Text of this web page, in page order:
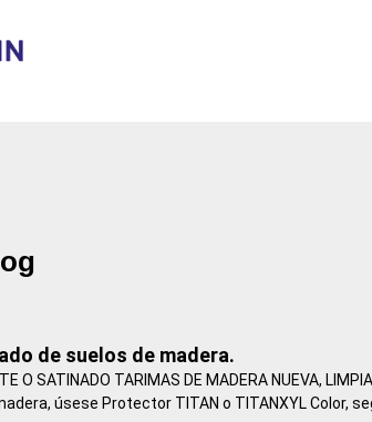
de suelos de madera.
O SATINADO TARIMAS DE MADERA NUEVA,
úsese Protector TITAN o TITANXYL Color,